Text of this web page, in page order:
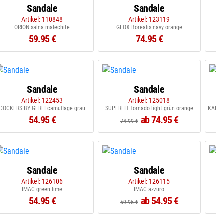
Sandale
Artikel: 110848
ORION salna malechite
59.95 €
Sandale
Artikel: 123119
GEOX Borealis navy orange
74.95 €
Sandale
Artikel: 122453
DOCKERS BY GERLI camuflage grau
54.95 €
Sandale
Artikel: 125018
SUPERFIT Tornado light grün orange
74.99 € ab 74.95 €
Sandale
Artikel: 126106
IMAC green lime
54.95 €
Sandale
Artikel: 126115
IMAC azzuro
59.95 € ab 54.95 €